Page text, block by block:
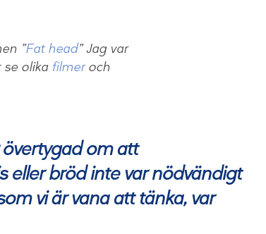
”Fat head” Jag var
olika filmeroch
om att
eller bröd inte var nödvändigt
vi är vana att tänka, var